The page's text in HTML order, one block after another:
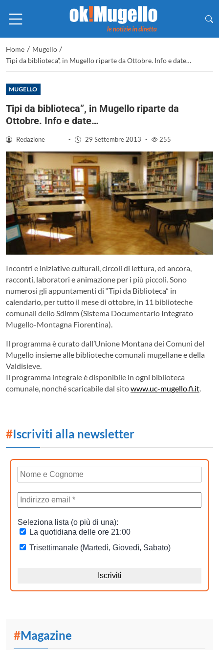
Home / Mugello /
Tipi da biblioteca”, in Mugello riparte da Ottobre. Info e date…
MUGELLO
Tipi da biblioteca”, in Mugello riparte da
Ottobre. Info e date…
Redazione - 29 Settembre 2013 - 255
Incontri e iniziative culturali, circoli di lettura, ed ancora,
racconti, laboratori e animazione per i più piccoli. Sono
numerosi gli appuntamenti di “Tipi da Biblioteca” in
calendario, per tutto il mese di ottobre, in 11 biblioteche
comunali dello Sdimm (Sistema Documentario Integrato
Mugello-Montagna Fiorentina).
Il programma è curato dall’Unione Montana dei Comuni del
Mugello insieme alle biblioteche comunali mugellane e della
Valdisieve.
Il programma integrale è disponibile in ogni biblioteca
comunale, nonché scaricabile dal sitowww.uc-mugello.fi.it.
#Iscriviti alla newsletter
#Magazine